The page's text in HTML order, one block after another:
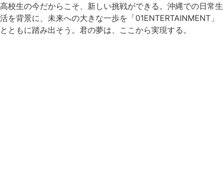
高校生の今だからこそ、新しい挑戦ができる。沖縄での日常生
活を背景に、未来への大きな一歩を「01ENTERTAINMENT」
とともに踏み出そう。君の夢は、ここから実現する。